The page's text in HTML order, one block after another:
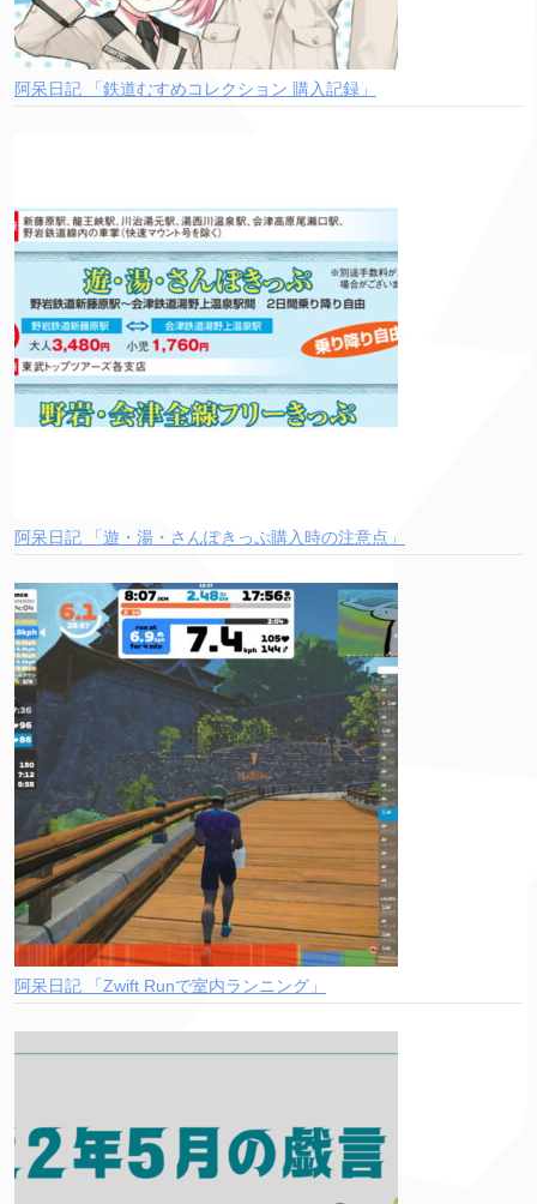
阿呆日記 「鉄道むすめコレクション 購入記録」
阿呆日記 「遊・湯・さんぽきっぷ購入時の注意点」
阿呆日記 「Zwift Runで室内ランニング」